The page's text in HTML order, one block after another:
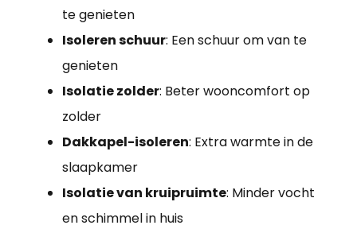
te genieten
Isoleren schuur: Een schuur om van te
genieten
Isolatie zolder: Beter wooncomfort op
zolder
Dakkapel-isoleren: Extra warmte in de
slaapkamer
Isolatie van kruipruimte: Minder vocht
en schimmel in huis